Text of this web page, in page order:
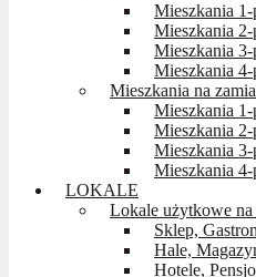
Mieszkania
Mieszkania
Mieszkania
Mieszkania
Mieszkania na
Mieszkania
Mieszkania
Mieszkania
Mieszkania
LOKALE
Lokale użytkowe na
Sklep,
Hale,
Hotele,